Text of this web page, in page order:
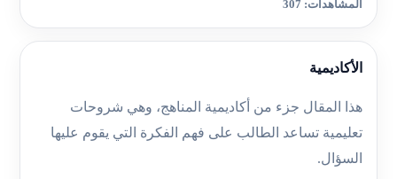
المشاهدات: 307
الأكاديمية
هذا المقال جزء من أكاديمية المناهج، وهي شروحات
تعليمية تساعد الطالب على فهم الفكرة التي يقوم عليها
السؤال.